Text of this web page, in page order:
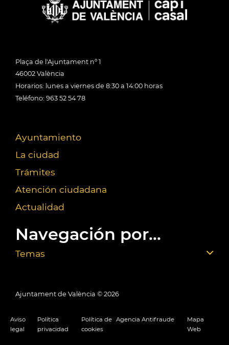
Plaça de l'Ajuntament nº 1
46002 València
Horarios: lunes a viernes de 8:30 a 14:00 horas
Teléfono: 963 52 54 78
Ayuntamiento
La ciudad
Trámites
Atención ciudadana
Actualidad
Navegación por...
Temas
Ajuntament de València © 2026
Aviso
legal
Política
privacidad
Política de
cookies
Agencia Antifraude
Mapa
Web